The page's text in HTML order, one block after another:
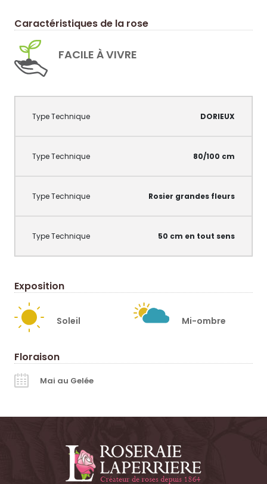
Caractéristiques de la rose
FACILE À VIVRE
DORIEUX
80/100 cm
Rosier grandes fleurs
50 cm en tout sens
Exposition
Soleil Mi-ombre
Floraison
Mai au Gelée